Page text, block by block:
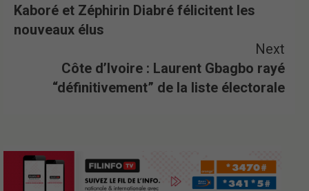
Kaboré et Zéphirin Diabré félicitent les
nouveaux élus
Next
Côte d’Ivoire : Laurent Gbagbo rayé
“définitivement” de la liste électorale